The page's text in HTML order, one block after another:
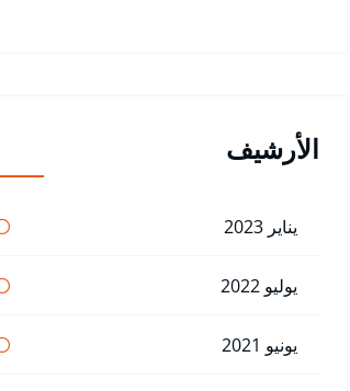
الأرشيف
يناير 2023
يوليو 2022
يونيو 2021